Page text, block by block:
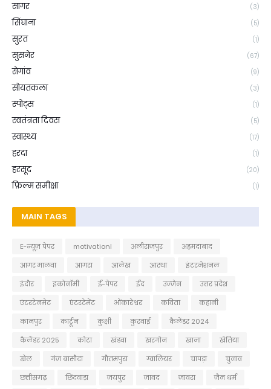
सागर (3)
सिंघाना (5)
सुरत (1)
सुसनेर (67)
सेगांव (9)
सोयतकला (3)
स्पोट्स (1)
स्वतंत्रता दिवस (5)
स्वास्थ्य (17)
हरदा (1)
हरसूद (20)
फ़िल्म समीक्षा (1)
MAIN TAGS
E-न्यूज़ पेपर motivationl अलीराजपुर
अहमदाबाद
आगर मालवा
आगरा आलेख आस्था
इंटरनेशनल
इंदौर
इकोनॉमी ई-पेपर ईद उज्जैन
उत्तर प्रदेश
एंटरटेनमेट
एंटरटेमेंट ओंकारेश्वर कविता
कहानी
कानपुर
कार्टून कुक्षी कुरवाई
कैलेंडर 2024
कैलेंडर 2025
कोटा खंडवा खरगोन खाना
खेतिया
खेल
गंज बासौदा गौतमपुरा ग्वालियर चापड़ा
चुनाव
छत्तीसगढ़
छिंदवाड़ा जयपुर जावद जावरा
जैन धर्म